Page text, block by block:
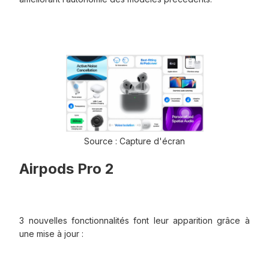
Source : Capture d'écran
Airpods Pro 2
3 nouvelles fonctionnalités font leur apparition grâce à
une mise à jour :